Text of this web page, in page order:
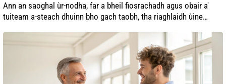
Ann an saoghal ùr-nodha, far a bheil fiosrachadh agus obair a'
tuiteam a-steach dhuinn bho gach taobh, tha riaghlaidh ùine